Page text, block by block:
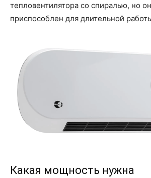
тепловентилятора со спиралью, но
приспособлен для длительной
Какая мощность нужна